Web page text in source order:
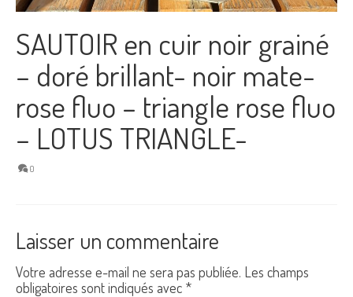
SAUTOIR en cuir noir grainé
– doré brillant- noir mate-
rose fluo – triangle rose fluo
– LOTUS TRIANGLE-
0
Laisser un commentaire
Votre adresse e-mail ne sera pas publiée. Les champs
obligatoires sont indiqués avec *